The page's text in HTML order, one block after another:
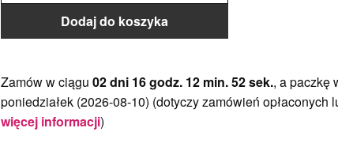
Dodaj do koszyka
Zamów w ciągu 02 dni 16 godz. 12 min. 51 sek., a paczkę
poniedziałek (2026-08-10) (dotyczy zamówień opłaconych
więcej informacji)